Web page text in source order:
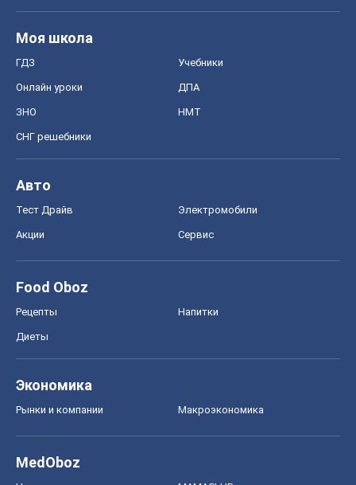
Моя школа
ГДЗ Учебники
Онлайн уроки ДПА
ЗНО НМТ
СНГ решебники
Авто
Тест Драйв Электромобили
Акции Сервис
Food Oboz
Рецепты Напитки
Диеты
Экономика
Рынки и компании Mакроэкономика
MedOboz